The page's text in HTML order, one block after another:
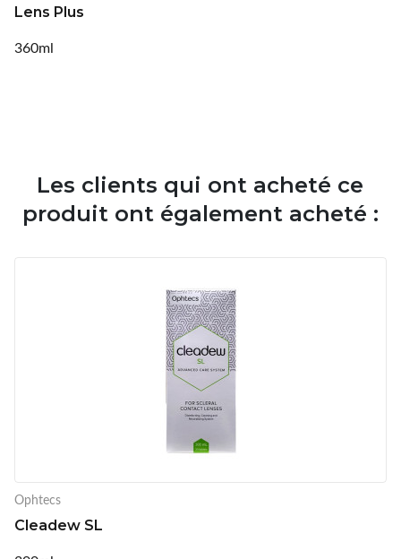
Lens Plus
360ml
Les clients qui ont acheté ce
produit ont également acheté :
Ophtecs
Cleadew SL